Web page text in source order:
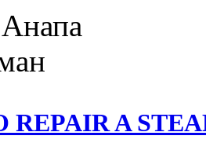
REPAIR A